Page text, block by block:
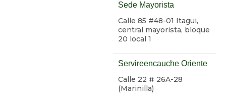
Sede Mayorista
Calle 85 #48-01 Itagüi,
central mayorista, bloque
20 local 1
Servireencauche Oriente
Calle 22 # 26A-28
(Marinilla)